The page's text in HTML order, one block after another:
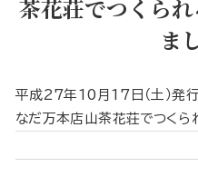
茶花荘でつくら
ま
平成27年10月17日（土）発行
なだ万本店山茶花荘でつくら